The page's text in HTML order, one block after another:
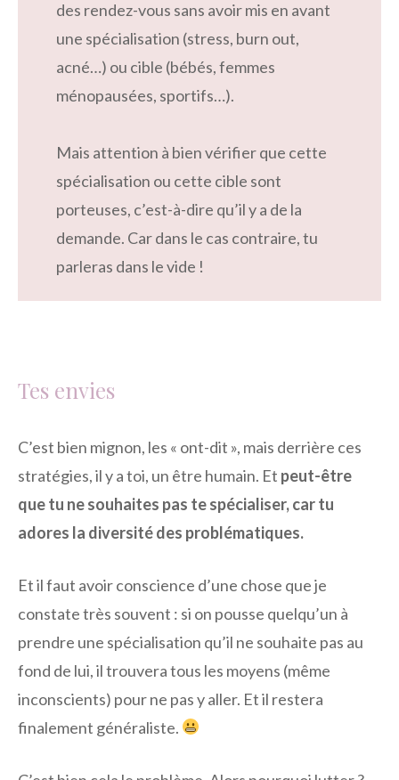
des rendez-vous sans avoir mis en avant
une spécialisation (stress, burn out,
acné…) ou cible (bébés, femmes
ménopausées, sportifs…).
Mais attention à bien vérifier que cette
spécialisation ou cette cible sont
porteuses, c’est-à-dire qu’il y a de la
demande. Car dans le cas contraire, tu
parleras dans le vide !
Tes envies
C’est bien mignon, les « ont-dit », mais derrière ces
stratégies, il y a toi, un être humain. Et peut-être
que tu ne souhaites pas te spécialiser, car tu
adores la diversité des problématiques.
Et il faut avoir conscience d’une chose que je
constate très souvent : si on pousse quelqu’un à
prendre une spécialisation qu’il ne souhaite pas au
fond de lui, il trouvera tous les moyens (même
inconscients) pour ne pas y aller. Et il restera
finalement généraliste.